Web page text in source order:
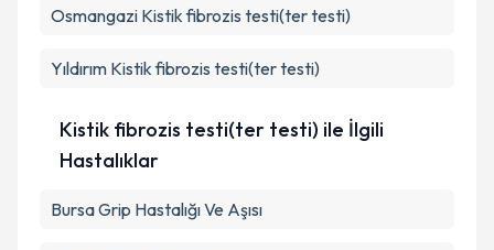
Osmangazi Kistik fibrozis testi(ter testi)
Yıldırım Kistik fibrozis testi(ter testi)
Kistik fibrozis testi(ter testi) ile İlgili
Hastalıklar
Bursa Grip Hastalığı Ve Aşısı